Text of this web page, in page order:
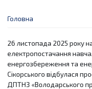
Головна
26 листопада 2025 року
електропостачання
енергозбереження та
Сікорського відбулася
ДПТНЗ «Володарського